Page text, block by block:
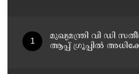
മുഖ്യമന്ത്രി വി ഡി
ആപ്പ് ഗ്രൂപ്പില്‍